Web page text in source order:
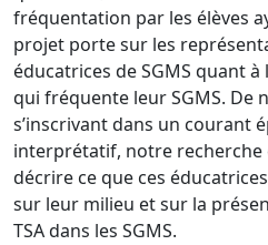
fréquentation par les élèves
projet porte sur les
éducatrices de SGMS quant à
qui fréquente leur SGMS. De
s’inscrivant dans un courant
interprétatif, notre recherche
décrire ce que ces
sur leur milieu et sur la
TSA dans les SGMS.